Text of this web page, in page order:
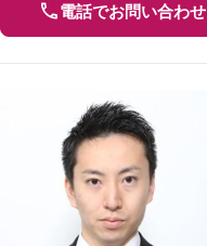
電話でお問い合わせ